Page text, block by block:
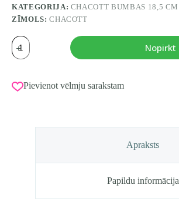
KATEGORIJA: CHACOTT BUMBAS 18,5 CM
ZĪMOLS:CHACOTT
Chacott
Gym
Bumba
(083.
Oranža),
Nopirkt
Pievienot vēlmju sarakstam
Apraksts
Papildu informācija